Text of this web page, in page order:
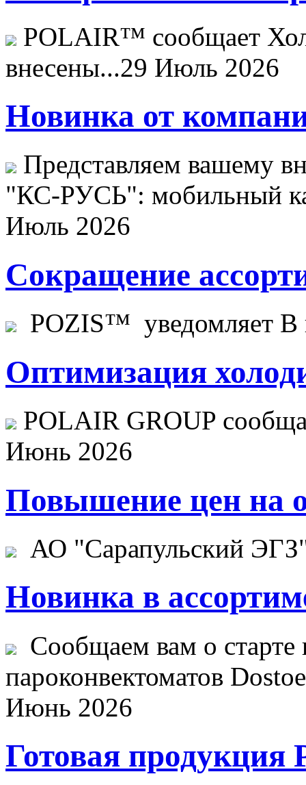
POLAIR™ сообщает
внесены...29 Июль 2026
Новинка от
Представляем вашему
"КС-РУСЬ": мобильный
Июль 2026
Сокращение
POZIS™ уведомляет В
Оптимизация
POLAIR GROUP
Июнь 2026
Повышение цен на
АО "Сарапульский
Новинка в
Сообщаем вам о старте
пароконвектоматов
Июнь 2026
Готовая продукция